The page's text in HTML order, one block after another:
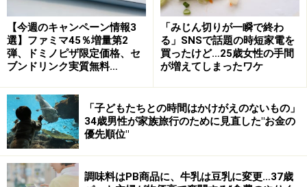
学校の定期テストの点数を上げるためには、必ずしも塾
は必要ありません。また、通信教材やタブレット教材も
試してみましたが必要ありませんでした。学校の定期テ
ストを見直してみると、ほとんどが教科書や学校で配ら
れた問題集、プリント、ノートなどから出題されていま
す。テスト前に、学校の教材を繰り返しやるだけで、平
均点以上をとることは可能です。
【今週のキャンペーン情報3
選】ファミマ45％増量第2
弾、ドミノピザ限定価格、セ
ブンドリンク実質無料…
「みじん切りが一瞬で終わ
る」SNSで話題の時短家電を
買ったけど…25歳女性の手間
が増えてしまったワケ
「子どもたちとの時間はかけがえのないもの」
34歳男性が家族旅行のために見直した"お金の
優先順位"
調味料はPB商品に、牛乳は豆乳に変更…37歳